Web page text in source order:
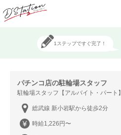
1ステップですぐ完了！
パチンコ店の駐輪場スタッフ
駐輪場スタッフ【アルバイト・パート】
総武線 新小岩駅から徒歩2分
時給1,226円〜